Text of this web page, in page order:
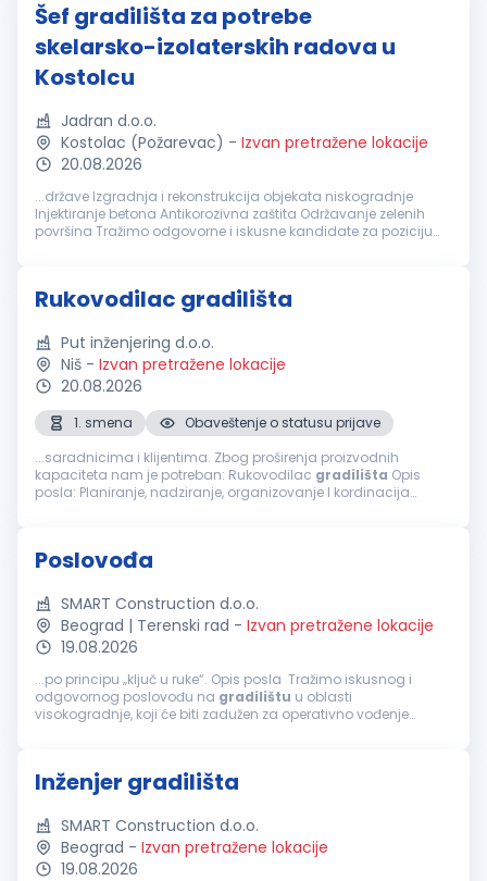
Šef gradilišta za potrebe
skelarsko-izolaterskih radova u
Kostolcu
Jadran d.o.o.
Kostolac (Požarevac) - Izvan pretražene lokacije
20.08.2026
...države Izgradnja i rekonstrukcija objekata niskogradnje
Injektiranje betona Antikorozivna zaštita Održavanje zelenih
površina Tražimo odgovorne i iskusne kandidate za poziciju
Rukovodilac gradilišta
Put inženjering d.o.o.
Niš - Izvan pretražene lokacije
20.08.2026
1. smena
Obaveštenje o statusu prijave
...saradnicima i klijentima. Zbog proširenja proizvodnih
kapaciteta nam je potreban: Rukovodilac gradilišta Opis
posla: Planiranje, nadziranje, organizovanje I kordinacija
Poslovođa
SMART Construction d.o.o.
Beograd | Terenski rad - Izvan pretražene lokacije
19.08.2026
...po principu „ključ u ruke“. Opis posla Tražimo iskusnog i
odgovornog poslovođu na gradilištu u oblasti
visokogradnje, koji će biti zadužen za operativno vođenje
Inženjer gradilišta
SMART Construction d.o.o.
Beograd - Izvan pretražene lokacije
19.08.2026